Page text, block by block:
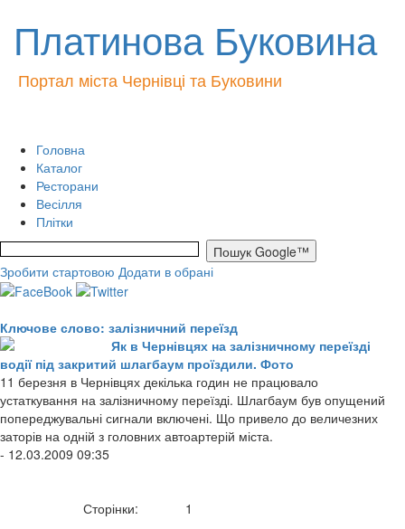
Платинова Буковина
Портал міста Чернівці та Буковини
Головна
Каталог
Ресторани
Весілля
Плітки
Зробити стартовою Додати в обрані
Ключове слово: залізничний переїзд
Як в Чернівцях на залізничному переїзді
водії під закритий шлагбаум проїздили. Фото
11 березня в Чернівцях декілька годин не працювало
устаткування на залізничному переїзді. Шлагбаум був опущений
попереджувальні сигнали включені. Що привело до величезних
заторів на одній з головних автоартерій міста.
- 12.03.2009 09:35
Сторінки: 1